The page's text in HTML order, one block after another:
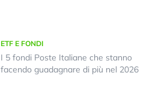
ETF E FONDI
I 5 fondi Poste Italiane che stanno
facendo guadagnare di più nel 2026